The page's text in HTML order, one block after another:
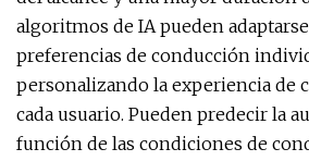
algoritmos de IA pueden
preferencias de conducción
personalizando la experiencia de
cada usuario. Pueden predecir la
función de las condiciones de